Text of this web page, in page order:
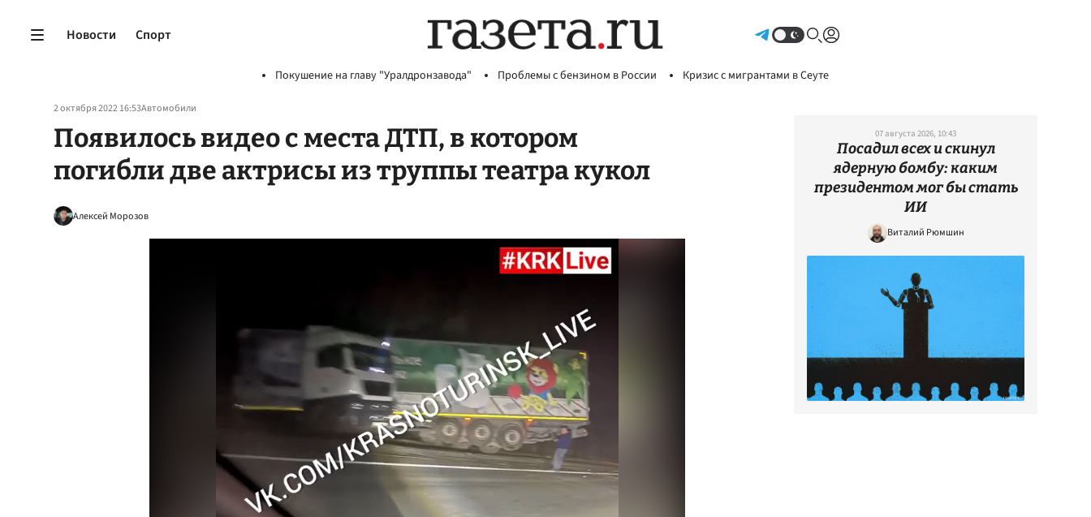
Новости Спорт
Покушение на главу "Уралдронзавода" Проблемы с бензином в России Кризис с мигрантами в Сеуте
2 октября 2022 16:53Автомобили
Появилось видео с места ДТП, в котором
погибли две актрисы из труппы театра кукол
Алексей Морозов
07 августа 2026, 10:43
Посадил всех и скинул
ядерную бомбу: каким
президентом мог бы стать
ИИ
Виталий Рюмшин